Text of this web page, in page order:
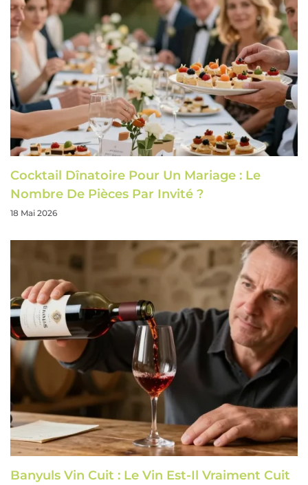
Cocktail Dînatoire Pour Un Mariage : Le
Nombre De Pièces Par Invité ?
18 Mai 2026
Banyuls Vin Cuit : Le Vin Est-Il Vraiment Cuit